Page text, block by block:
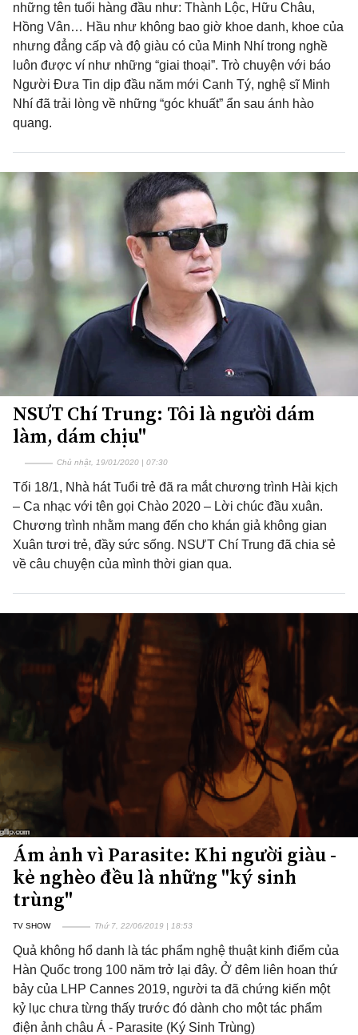
những tên tuổi hàng đầu như: Thành Lộc, Hữu Châu,
Hồng Vân… Hầu như không bao giờ khoe danh, khoe của
nhưng đẳng cấp và độ giàu có của Minh Nhí trong nghề
luôn được ví như những “giai thoại”. Trò chuyện với báo
Người Đưa Tin dịp đầu năm mới Canh Tý, nghệ sĩ Minh
Nhí đã trải lòng về những “góc khuất” ẩn sau ánh hào
quang.
NSƯT Chí Trung: Tôi là người dám
làm, dám chịu"
Chủ nhật, 19/01/2020 | 07:30
Tối 18/1, Nhà hát Tuổi trẻ đã ra mắt chương trình Hài kịch
– Ca nhạc với tên gọi Chào 2020 – Lời chúc đầu xuân.
Chương trình nhằm mang đến cho khán giả không gian
Xuân tươi trẻ, đầy sức sống. NSƯT Chí Trung đã chia sẻ
về câu chuyện của mình thời gian qua.
Ám ảnh vì Parasite: Khi người giàu -
kẻ nghèo đều là những "ký sinh
trùng"
TV SHOW Thứ 7, 22/06/2019 | 18:53
Quả không hổ danh là tác phẩm nghệ thuật kinh điểm của
Hàn Quốc trong 100 năm trở lại đây. Ở đêm liên hoan thứ
bảy của LHP Cannes 2019, người ta đã chứng kiến một
kỷ lục chưa từng thấy trước đó dành cho một tác phẩm
điện ảnh châu Á - Parasite (Ký Sinh Trùng)